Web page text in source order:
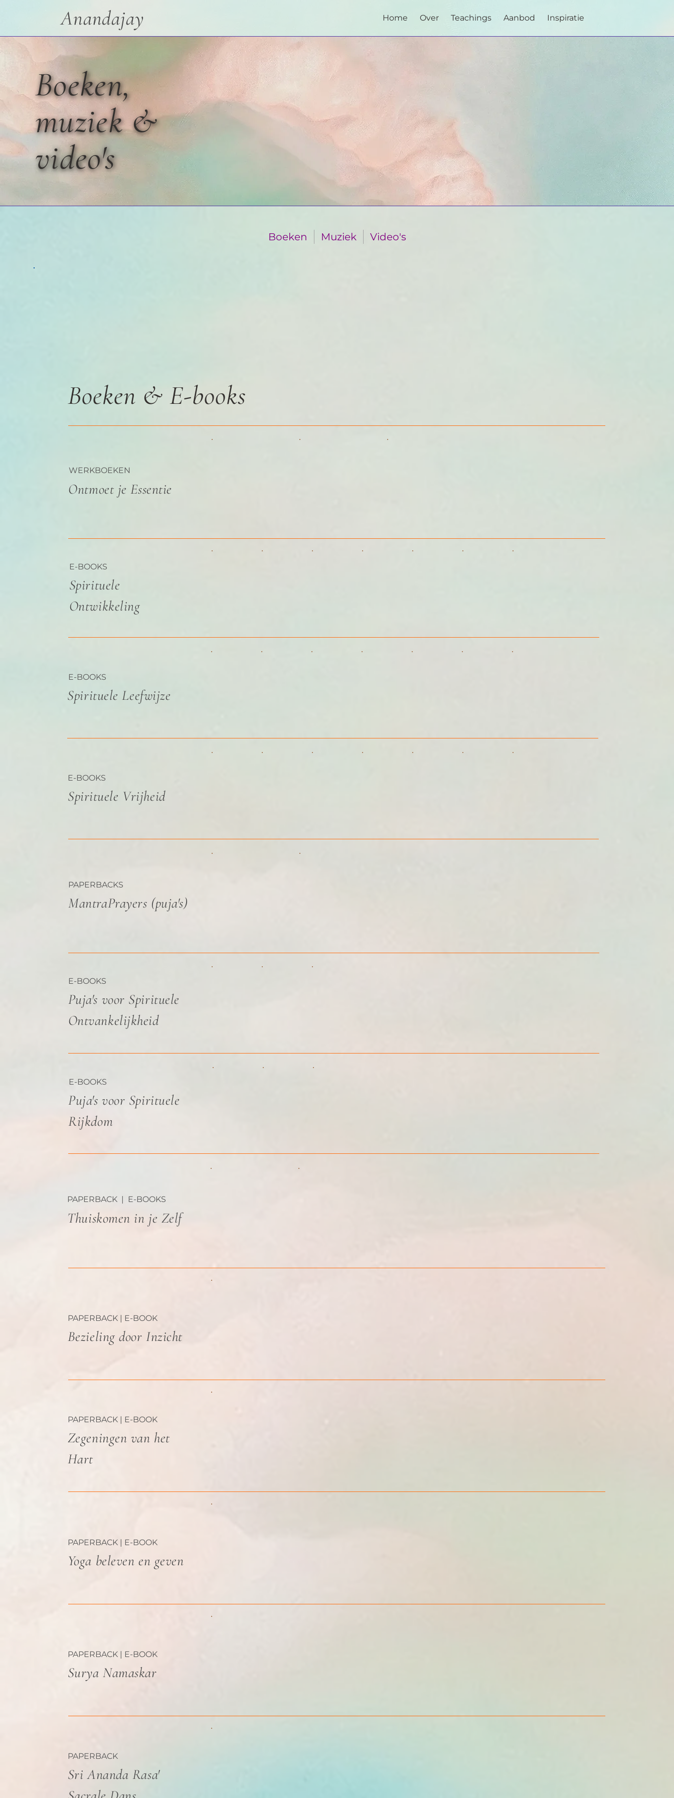
Anandajay Home Over Teachings Aanbod Inspiratie
Boeken,
muziek &
video's
Boeken Muziek Video's
Boeken & E-books
WERKBOEKEN
Ontmoet je Essentie
E-BOOKS
Spirituele
Ontwikkeling
E-BOOKS
Spirituele Leefwijze
E-BOOKS
Spirituele Vrijheid
PAPERBACKS
MantraPrayers (puja's)
E-BOOKS
Puja's voor Spirituele
Ontvankelijkheid
E-BOOKS
Puja's voor Spirituele
Rijkdom
PAPERBACK | E-BOOKS
Thuiskomen in je Zelf
PAPERBACK | E-BOOK
Bezieling door Inzicht
PAPERBACK | E-BOOK
Zegeningen van het
Hart
PAPERBACK | E-BOOK
Yoga beleven en geven
PAPERBACK | E-BOOK
Surya Namaskar
PAPERBACK
Sri Ananda Rasa'